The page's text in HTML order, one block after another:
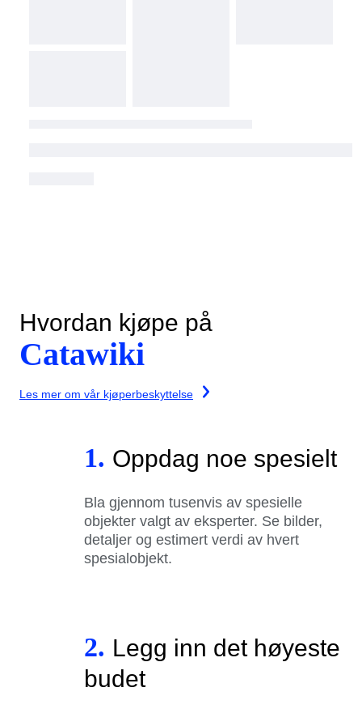
Hvordan kjøpe på
Catawiki
Les mer om vår kjøperbeskyttelse
1. Oppdag noe spesielt
Bla gjennom tusenvis av spesielle
objekter valgt av eksperter. Se bilder,
detaljer og estimert verdi av hvert
spesialobjekt.
2. Legg inn det høyeste
budet